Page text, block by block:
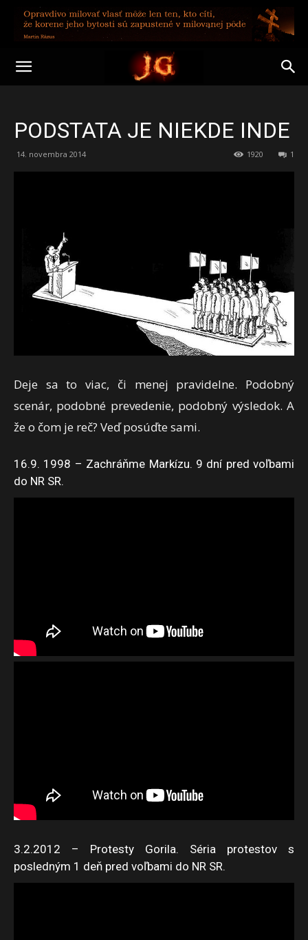
PODSTATA JE NIEKDE INDE
14. novembra 2014 1
1920
Deje sa to viac, či menej pravidelne. Podobný
scenár, podobné prevedenie, podobný výsledok. A
že o čom je reč? Veď posúďte sami.
16.9. 1998 – Zachráňme Markízu. 9 dní pred voľbami
do NR SR.
3.2.2012 – Protesty Gorila. Séria protestov s
posledným 1 deň pred voľbami do NR SR.